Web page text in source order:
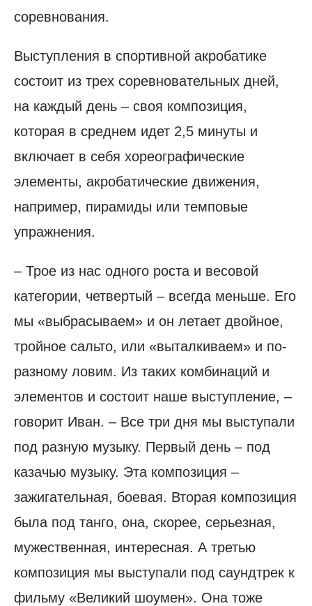
соревнования.
Выступления в спортивной акробатике
состоит из трех соревновательных дней,
на каждый день – своя композиция,
которая в среднем идет 2,5 минуты и
включает в себя хореографические
элементы, акробатические движения,
например, пирамиды или темповые
упражнения.
– Трое из нас одного роста и весовой
категории, четвертый – всегда меньше. Его
мы «выбрасываем» и он летает двойное,
тройное сальто, или «выталкиваем» и по-
разному ловим. Из таких комбинаций и
элементов и состоит наше выступление, –
говорит Иван. – Все три дня мы выступали
под разную музыку. Первый день – под
казачью музыку. Эта композиция –
зажигательная, боевая. Вторая композиция
была под танго, она, скорее, серьезная,
мужественная, интересная. А третью
композиция мы выступали под саундтрек к
фильму «Великий шоумен». Она тоже